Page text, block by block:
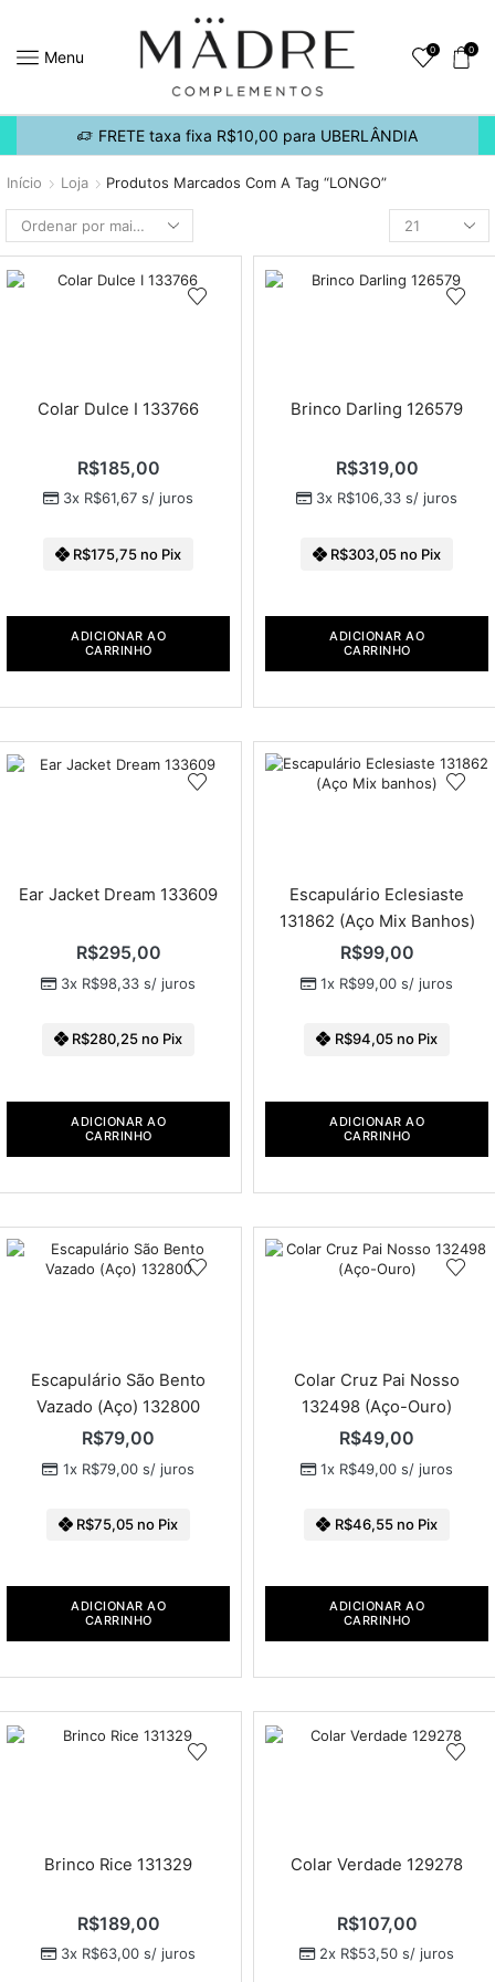
Menu 0 0
FRETE taxa fixa R$10,00 para UBERLÂNDIA
Início Loja Produtos Marcados Com A Tag “LONGO”
Colar Dulce I 133766
R$185,00
3x R$61,67 s/ juros
R$175,75 no Pix
ADICIONAR AO
CARRINHO
Brinco Darling 126579
R$319,00
3x R$106,33 s/ juros
R$303,05 no Pix
ADICIONAR AO
CARRINHO
Ear Jacket Dream 133609
R$295,00
3x R$98,33 s/ juros
R$280,25 no Pix
ADICIONAR AO
CARRINHO
Escapulário Eclesiaste
131862 (Aço Mix Banhos)
R$99,00
1x R$99,00 s/ juros
R$94,05 no Pix
ADICIONAR AO
CARRINHO
Escapulário São Bento
Vazado (Aço) 132800
R$79,00
1x R$79,00s/ juros
R$75,05 no Pix
ADICIONAR AO
CARRINHO
Colar Cruz Pai Nosso
132498 (Aço-Ouro)
R$49,00
1x R$49,00 s/ juros
R$46,55 no Pix
ADICIONAR AO
CARRINHO
Brinco Rice 131329
R$189,00
3x R$63,00 s/ juros
Colar Verdade 129278
R$107,00
2x R$53,50 s/ juros